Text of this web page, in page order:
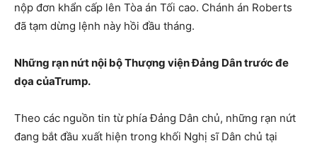
nộp đơn khẩn cấp lên Tòa án Tối cao. Chánh án Roberts
đã tạm dừng lệnh này hồi đầu tháng.
Những rạn nứt nội bộ Thượng viện Đảng Dân trước đe
dọa củaTrump.
Theo các nguồn tin từ phía Đảng Dân chủ, những rạn nứt
đang bắt đầu xuất hiện trong khối Nghị sĩ Dân chủ tại